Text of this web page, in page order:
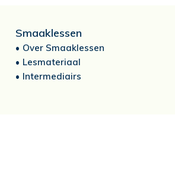
Smaaklessen
Over Smaaklessen
Lesmateriaal
Intermediairs